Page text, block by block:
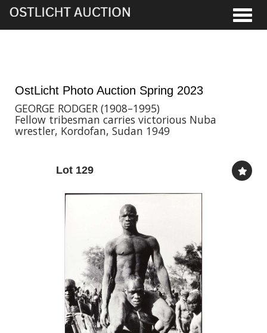
OstLicht Photo Auction Spring 2023
GEORGE RODGER (1908–1995)
Fellow tribesman carries victorious Nuba
wrestler, Kordofan, Sudan 1949
Lot 129